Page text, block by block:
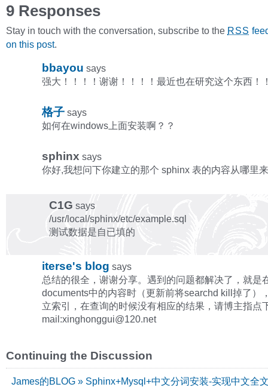
9 Responses
Stay in touch with the conversation, subscribe to the RSS
on this post.
bbayou says
强大！！！！谢谢！！！！最近也在研究这个东西！
格子 says
如何在windows上面安装啊？？
sphinx says
你好,我想问下你建立的那个 sphinx 表的内容从哪里
C1G says
/usr/local/sphinx/etc/example.sql
测试数据是自已填的
iterse's blog says
总结的很全，谢谢分享。遇到的问题都解决了，就是
documents中的内容时（更新前将searchd kill掉了）
立索引，在查询的时候没有相应的结果，请博主指点
mail:xinghonggui@120.net
Continuing the Discussion
James的BLOG » Sphinx+Mysql+中文分词安装-实现中文全